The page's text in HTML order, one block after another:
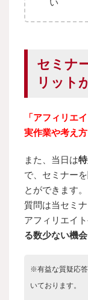
セミナ
リット
「アフィリエ
実作業や考え
また、当日は
で、セミナー
とができます。
質問は当セミ
アフィリエイ
る数少ない機会
※有益な質疑応
いております。